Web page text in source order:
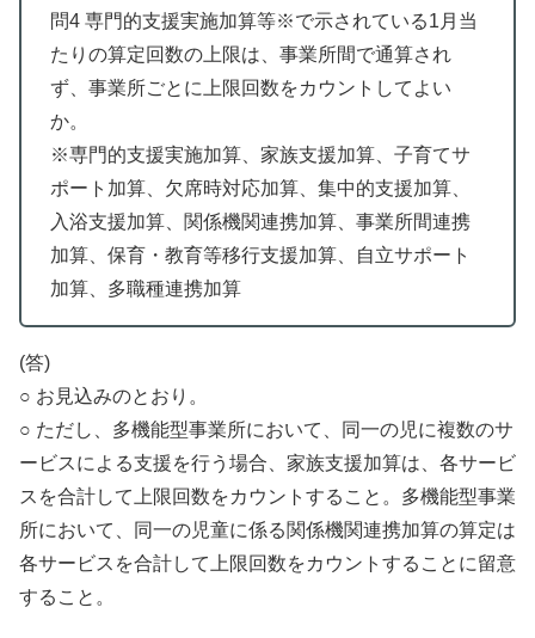
問4 専門的支援実施加算等※で示されている1月当
たりの算定回数の上限は、事業所間で通算され
ず、事業所ごとに上限回数をカウントしてよい
か。
※専門的支援実施加算、家族支援加算、子育てサ
ポート加算、欠席時対応加算、集中的支援加算、
入浴支援加算、関係機関連携加算、事業所間連携
加算、保育・教育等移行支援加算、自立サポート
加算、多職種連携加算
(答)
○ お見込みのとおり。
○ ただし、多機能型事業所において、同一の児に複数のサ
ービスによる支援を行う場合、家族支援加算は、各サービ
スを合計して上限回数をカウントすること。多機能型事業
所において、同一の児童に係る関係機関連携加算の算定は
各サービスを合計して上限回数をカウントすることに留意
すること。